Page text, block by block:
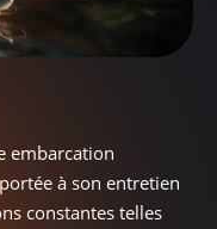
embarcation
à son entretien
constantes telles